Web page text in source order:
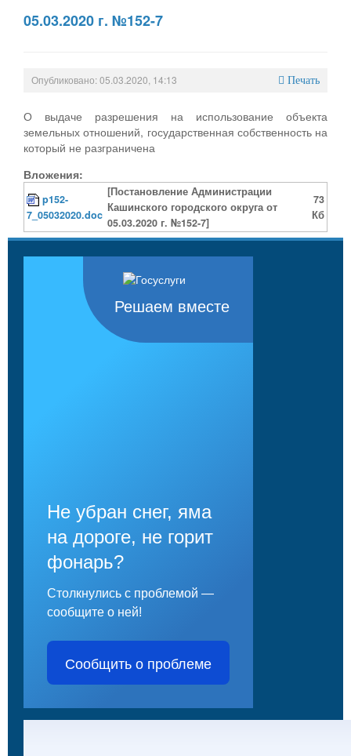
05.03.2020 г. №152-7
Опубликовано: 05.03.2020, 14:13 Печать
О выдаче разрешения на использование объекта
земельных отношений, государственная собственность на
который не разграничена
Вложения:
p152-
7_05032020.doc
[Постановление Администрации
Кашинского городского округа от
05.03.2020 г. №152-7]
73
Кб
Решаем вместе
Не убран снег, яма
на дороге, не горит
фонарь?
Столкнулись с проблемой —
сообщите о ней!
Сообщить о проблеме